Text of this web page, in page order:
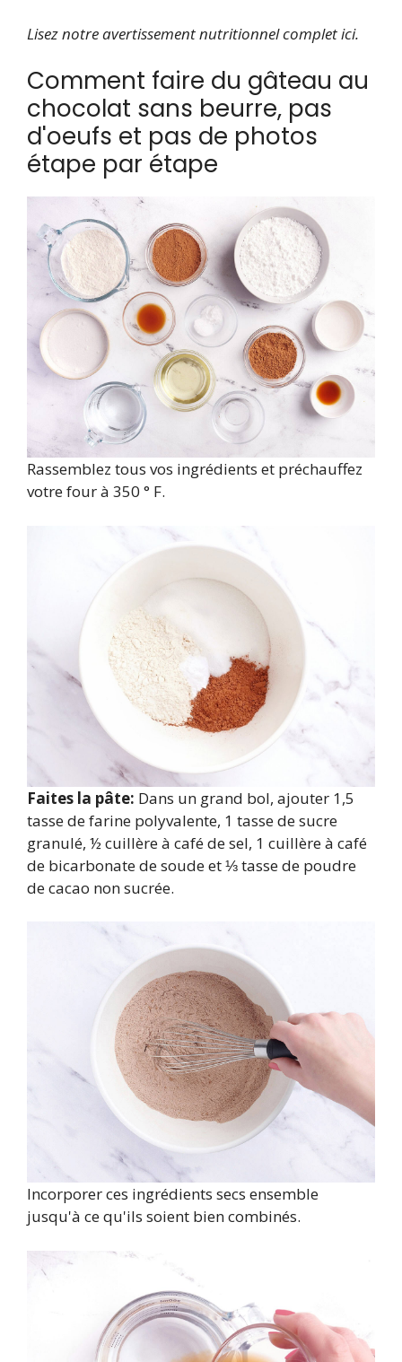
Lisez notre avertissement nutritionnel complet ici.
Comment faire du gâteau au
chocolat sans beurre, pas
d'oeufs et pas de photos
étape par étape
Rassemblez tous vos ingrédients et préchauffez
votre four à 350 ° F.
Faites la pâte: Dans un grand bol, ajouter 1,5
tasse de farine polyvalente, 1 tasse de sucre
granulé, ½ cuillère à café de sel, 1 cuillère à café
de bicarbonate de soude et ⅓ tasse de poudre
de cacao non sucrée.
Incorporer ces ingrédients secs ensemble
jusqu'à ce qu'ils soient bien combinés.